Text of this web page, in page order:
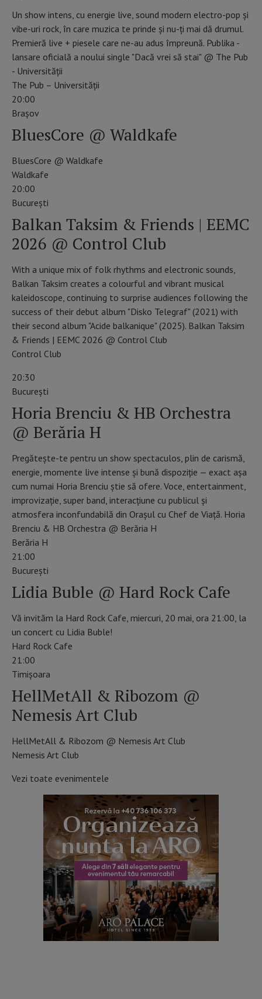
Un show intens, cu energie live, sound modern electro-pop și
vibe-uri rock, în care muzica te prinde și nu-ți mai dă drumul.
Premieră live + piesele care ne-au adus împreună. Publika -
lansare oficială a noului single "Dacă vrei să stai" @ The Pub
- Universității
The Pub – Universității
20:00
Braşov
BluesCore @ Waldkafe
BluesCore @ Waldkafe
Waldkafe
20:00
Bucureşti
Balkan Taksim & Friends | EEMC
2026 @ Control Club
With a unique mix of folk rhythms and electronic sounds,
Balkan Taksim creates a colourful and vibrant musical
kaleidoscope, continuing to surprise audiences following the
success of their debut album "Disko Telegraf" (2021) with
their second album "Acide balkanique" (2025). Balkan Taksim
& Friends | EEMC 2026 @ Control Club
Control Club
20:30
Bucureşti
Horia Brenciu & HB Orchestra
@ Berăria H
Pregătește-te pentru un show spectaculos, plin de carismă,
energie, momente live intense și bună dispoziție — exact așa
cum numai Horia Brenciu știe să ofere. Voce, entertainment,
improvizație, super band, interacțiune cu publicul și
atmosfera inconfundabilă din Orașul cu Chef de Viață. Horia
Brenciu & HB Orchestra @ Berăria H
Berăria H
21:00
Bucureşti
Lidia Buble @ Hard Rock Cafe
Vă invităm la Hard Rock Cafe, miercuri, 20 mai, ora 21:00, la
un concert cu Lidia Buble!
Hard Rock Cafe
21:00
Timişoara
HellMetAll & Ribozom @
Nemesis Art Club
HellMetAll & Ribozom @ Nemesis Art Club
Nemesis Art Club
Vezi toate evenimentele